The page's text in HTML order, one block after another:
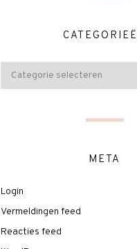
META
Login
Vermeldingen feed
Reacties feed